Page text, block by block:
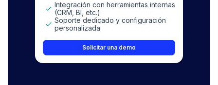
Integración con herramientas internas
(CRM, BI, etc.)
Soporte dedicado y configuración
personalizada
Solicitar una demo